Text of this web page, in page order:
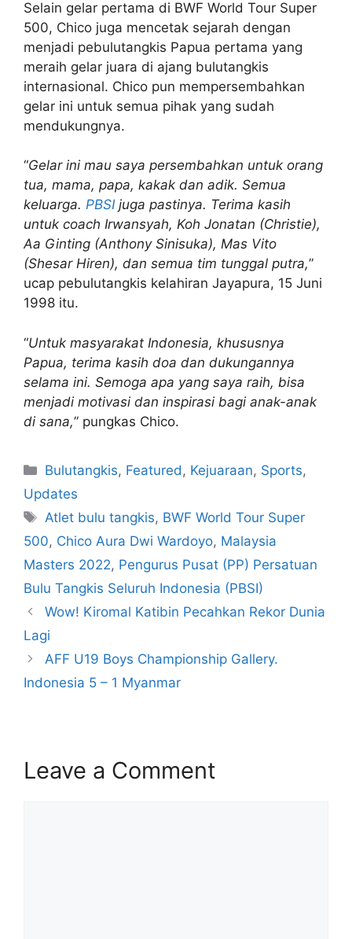
Selain gelar pertama di BWF World Tour Super
500, Chico juga mencetak sejarah dengan
menjadi pebulutangkis Papua pertama yang
meraih gelar juara di ajang bulutangkis
internasional. Chico pun mempersembahkan
gelar ini untuk semua pihak yang sudah
mendukungnya.
“Gelar ini mau saya persembahkan untuk orang
tua, mama, papa, kakak dan adik. Semua
keluarga. PBSIjuga pastinya. Terima kasih
untuk coach Irwansyah, Koh Jonatan (Christie),
Aa Ginting (Anthony Sinisuka), Mas Vito
(Shesar Hiren), dan semua tim tunggal putra,”
ucap pebulutangkis kelahiran Jayapura, 15 Juni
1998 itu.
“Untuk masyarakat Indonesia, khususnya
Papua, terima kasih doa dan dukungannya
selama ini. Semoga apa yang saya raih, bisa
menjadi motivasi dan inspirasi bagi anak-anak
di sana,” pungkas Chico.
Bulutangkis, Featured , Kejuaraan, Sports,
Updates
Atlet bulu tangkis, BWF World Tour Super
500, Chico Aura Dwi Wardoyo, Malaysia
Masters 2022, Pengurus Pusat (PP) Persatuan
Bulu Tangkis Seluruh Indonesia (PBSI)
Wow! Kiromal Katibin Pecahkan Rekor Dunia
Lagi
AFF U19 Boys Championship Gallery.
Indonesia 5 – 1 Myanmar
Leave a Comment